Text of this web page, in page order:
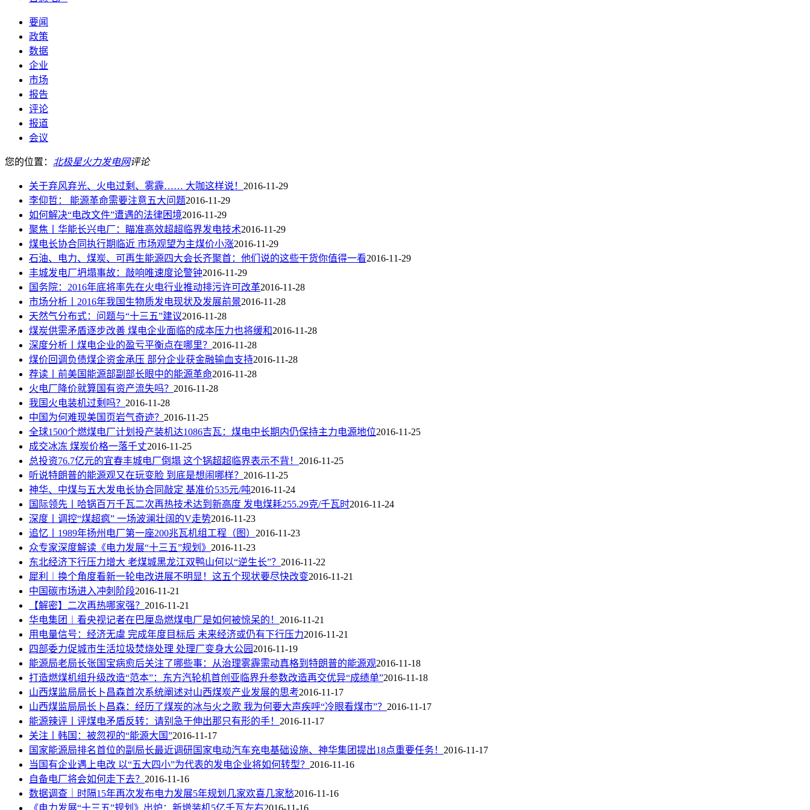
要闻
政策
数据
企业
市场
报告
评论
报道
会议
您的位置： 北极星火力发电网评论
关于弃风弃光、火电过剩、雾霾…… 大咖这样说！ 2016-11-29
李仰哲： 能源革命需要注意五大问题2016-11-29
如何解决“电改文件”遭遇的法律困境2016-11-29
聚焦丨华能长兴电厂：瞄准高效超超临界发电技术2016-11-29
煤电长协合同执行期临近 市场观望为主煤价小涨2016-11-29
石油、电力、煤炭、可再生能源四大会长齐聚首：他们说的这些干货你值得一看2016-11-29
丰城发电厂坍塌事故：敲响唯速度论警钟2016-11-29
国务院：2016年底将率先在火电行业推动排污许可改革2016-11-28
市场分析丨2016年我国生物质发电现状及发展前景2016-11-28
天然气分布式：问题与“十三五”建议2016-11-28
煤炭供需矛盾逐步改善 煤电企业面临的成本压力也将缓和2016-11-28
深度分析丨煤电企业的盈亏平衡点在哪里？ 2016-11-28
煤价回调负债煤企资金承压 部分企业获金融输血支持2016-11-28
荐读丨前美国能源部副部长眼中的能源革命2016-11-28
火电厂降价就算国有资产流失吗？ 2016-11-28
我国火电装机过剩吗？ 2016-11-28
中国为何难现美国页岩气奇迹？ 2016-11-25
全球1500个燃煤电厂计划投产装机达1086吉瓦：煤电中长期内仍保持主力电源地位2016-11-25
成交冰冻 煤炭价格一落千丈2016-11-25
总投资76.7亿元的宜春丰城电厂倒塌 这个锅超超临界表示不背！ 2016-11-25
听说特朗普的能源观又在玩变脸 到底是想闹哪样？ 2016-11-25
神华、中煤与五大发电长协合同敲定 基准价535元/吨2016-11-24
国际领先丨哈锅百万千瓦二次再热技术达到新高度 发电煤耗255.29克/千瓦时2016-11-24
深度丨调控“煤超疯” 一场波澜壮阔的V走势2016-11-23
追忆丨1989年扬州电厂第一座200兆瓦机组工程（图） 2016-11-23
众专家深度解读《电力发展“十三五”规划》 2016-11-23
东北经济下行压力增大 老煤城黑龙江双鸭山何以“逆生长”？ 2016-11-22
犀利︱换个角度看新一轮电改进展不明显！这五个现状要尽快改变2016-11-21
中国碳市场进入冲刺阶段2016-11-21
【解密】二次再热哪家强？ 2016-11-21
华电集团︱看央视记者在巴厘岛燃煤电厂是如何被惊呆的！ 2016-11-21
用电量信号：经济无虞 完成年度目标后 未来经济或仍有下行压力2016-11-21
四部委力促城市生活垃圾焚烧处理 处理厂变身大公园 2016-11-19
能源局老局长张国宝病愈后关注了哪些事：从治理雾霾需动真格到特朗普的能源观2016-11-18
打造燃煤机组升级改造“范本”：东方汽轮机首创亚临界升参数改造再交优异“成绩单”2016-11-18
山西煤监局局长卜昌森首次系统阐述对山西煤炭产业发展的思考2016-11-17
山西煤监局局长卜昌森：经历了煤炭的冰与火之歌 我为何要大声疾呼“冷眼看煤市”？ 2016-11-17
能源辣评丨评煤电矛盾反转：请别急于伸出那只有形的手！ 2016-11-17
关注丨韩国：被忽视的“能源大国”2016-11-17
国家能源局排名首位的副局长最近调研国家电动汽车充电基础设施、神华集团提出18点重要任务！ 2016-11-17
当国有企业遇上电改 以“五大四小”为代表的发电企业将如何转型？ 2016-11-16
自备电厂将会如何走下去？ 2016-11-16
数据调查｜时隔15年再次发布电力发展5年规划几家欢喜几家愁2016-11-16
《电力发展“十三五”规划》出炉：新增装机5亿千瓦左右2016-11-16